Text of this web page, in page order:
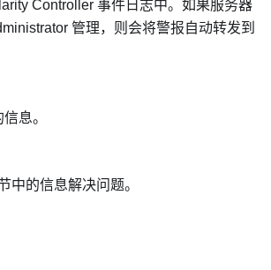
Controller 事件日志中。如果服务器
管理，则会将警报自动转发到
息。
中的信息解决问题。